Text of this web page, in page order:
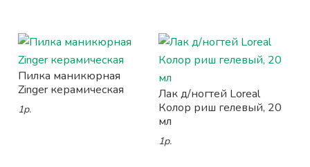
Пилка маникюрная
Zinger керамическая
1р.
Лак д/ногтей Loreal
Колор риш гелевый, 20
мл
1р.